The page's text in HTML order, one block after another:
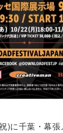
)に千葉・幕張